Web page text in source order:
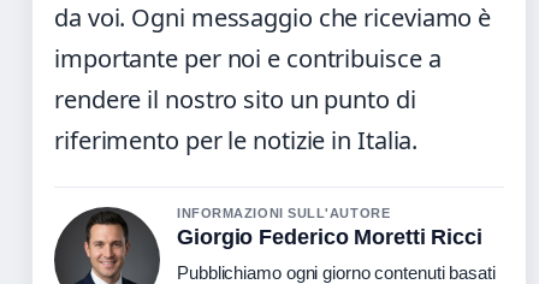
da voi. Ogni messaggio che riceviamo è
importante per noi e contribuisce a
rendere il nostro sito un punto di
riferimento per le notizie in Italia.
INFORMAZIONI SULL'AUTORE
Giorgio Federico Moretti Ricci
Pubblichiamo ogni giorno contenuti basati